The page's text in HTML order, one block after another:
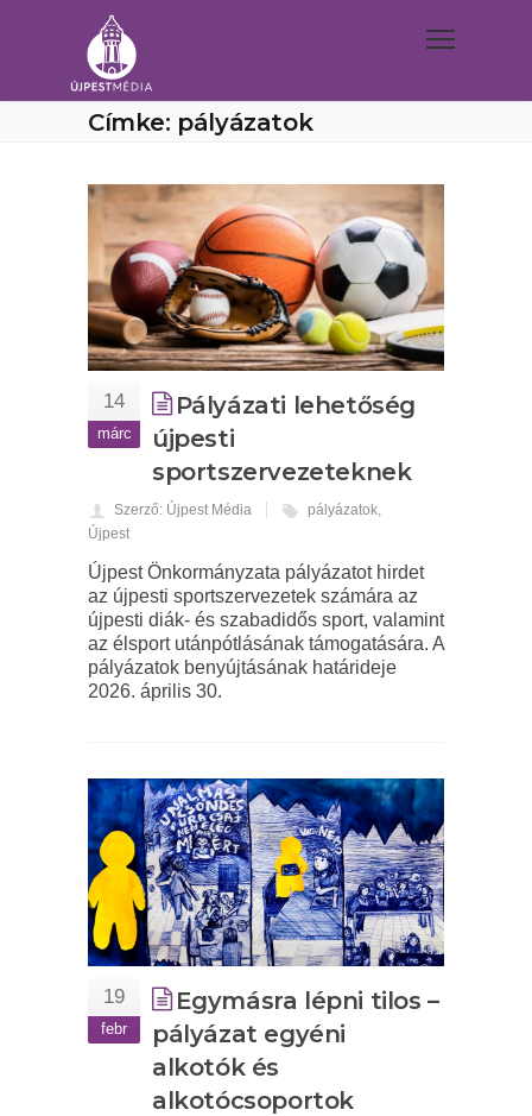
Címke: pályázatok
14
márc
Pályázati lehetőség
újpesti
sportszervezeteknek
Szerző: Újpest Média pályázatok,
Újpest
Újpest Önkormányzata pályázatot hirdet
az újpesti sportszervezetek számára az
újpesti diák- és szabadidős sport, valamint
az élsport utánpótlásának támogatására. A
pályázatok benyújtásának határideje
2026. április 30.
19
febr
Egymásra lépni tilos –
pályázat egyéni
alkotók és
alkotócsoportok